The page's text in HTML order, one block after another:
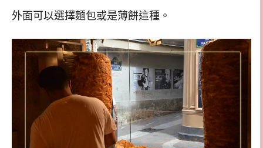
外面可以選擇麵包或是薄餅這種。